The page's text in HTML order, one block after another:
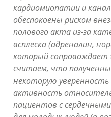
кардиомиопатии и
обеспокоены риском
полового акта из-за
всплеска (адреналин,
который
считаем, что
некоторую
активность
пациентов с